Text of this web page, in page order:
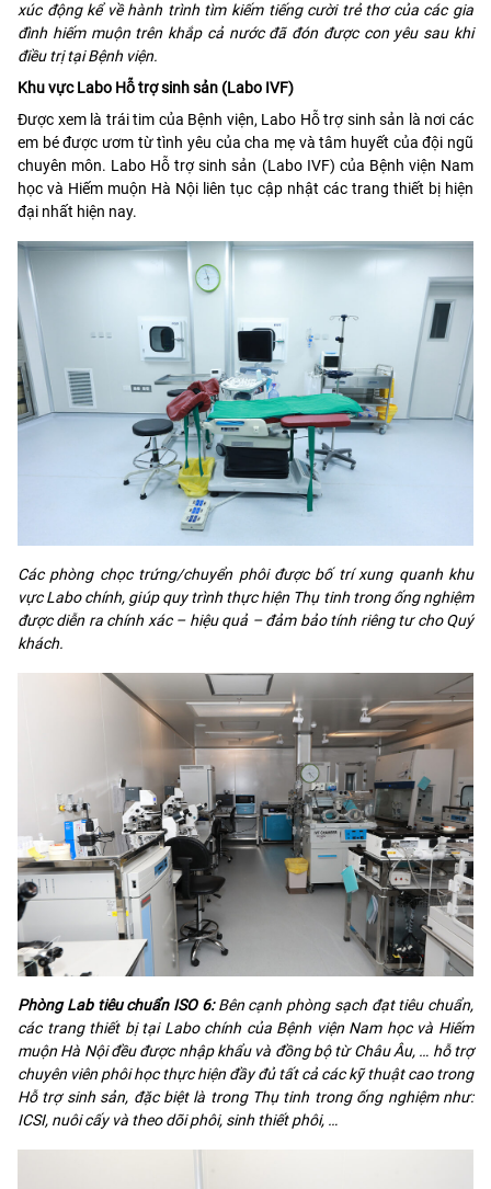
xúc động kể về hành trình tìm kiếm tiếng cười trẻ thơ của các gia
đình hiếm muộn trên khắp cả nước đã đón được con yêu sau khi
điều trị tại Bệnh viện.
Khu vực Labo Hỗ trợ sinh sản (Labo IVF)
Được xem là trái tim của Bệnh viện, Labo Hỗ trợ sinh sản là nơi các
em bé được ươm từ tình yêu của cha mẹ và tâm huyết của đội ngũ
chuyên môn. Labo Hỗ trợ sinh sản (Labo IVF) của Bệnh viện Nam
học và Hiếm muộn Hà Nội liên tục cập nhật các trang thiết bị hiện
đại nhất hiện nay.
Các phòng chọc trứng/chuyển phôi được bố trí xung quanh khu
vực Labo chính, giúp quy trình thực hiện Thụ tinh trong ống nghiệm
được diễn ra chính xác – hiệu quả – đảm bảo tính riêng tư cho Quý
khách.
Phòng Lab tiêu chuẩn ISO 6:Bên cạnh phòng sạch đạt tiêu chuẩn,
các trang thiết bị tại Labo chính của Bệnh viện Nam học và Hiếm
muộn Hà Nội đều được nhập khẩu và đồng bộ từ Châu Âu, … hỗ trợ
chuyên viên phôi học thực hiện đầy đủ tất cả các kỹ thuật cao trong
Hỗ trợ sinh sản, đặc biệt là trong Thụ tinh trong ống nghiệm như:
ICSI, nuôi cấy và theo dõi phôi, sinh thiết phôi, …